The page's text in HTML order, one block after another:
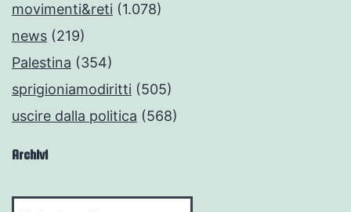
movimenti&reti (1.078)
news (219)
Palestina (354)
sprigioniamodiritti (505)
uscire dalla politica (568)
Archivi